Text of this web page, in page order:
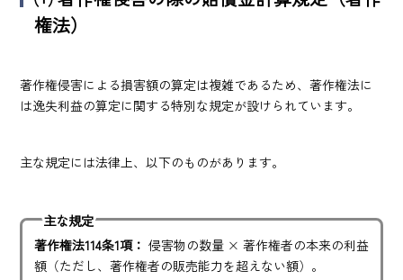
権法）
著作権侵害による損害額の算定は複雑であるため、著作権法に
は逸失利益の算定に関する特別な規定が設けられています。
主な規定には法律上、以下のものがあります。
主な規定
著作権法114条1項： 侵害物の数量 × 著作権者の本来の利益
額（ただし、著作権者の販売能力を超えない額）。